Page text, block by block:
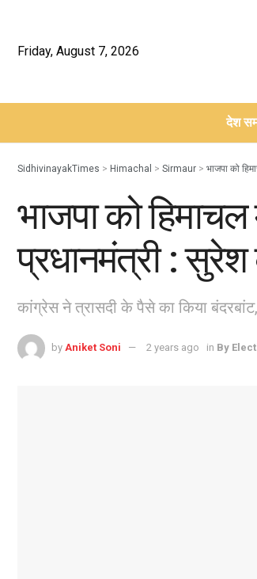
Friday, August 7, 2026
देश
SidhivinayakTimes > Himachal > Sirmaur > भाजपा को
भाजपा को हिमाचल
प्रधानमंत्री :
कांग्रेस ने त्रासदी के पैसे का किया
by Aniket Soni 2 years ago in By